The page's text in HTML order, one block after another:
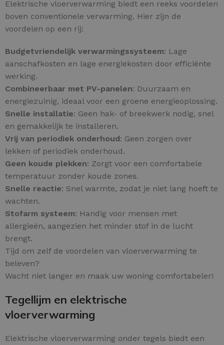
Elektrische vloerverwarming biedt een reeks voordelen
boven conventionele verwarming. Hier zijn de
voordelen op een rij:
Budgetvriendelijk verwarmingssysteem: Lage
aanschafkosten en lage energiekosten door efficiënte
werking.
Combineerbaar met PV-panelen: Duurzaam en
energiezuinig, ideaal voor een groene energieoplossing.
Snelle installatie: Geen hak- of breekwerk nodig, snel
en gemakkelijk te installeren.
Vrij van periodiek onderhoud: Geen zorgen over
lekken of periodiek onderhoud.
Geen koude plekken: Zorgt voor een comfortabele
temperatuur zonder koude zones.
Snelle reactie: Snel warmte, zodat je niet lang hoeft te
wachten.
Stofarm systeem: Handig voor mensen met
allergieën, aangezien het minder stof in de lucht
brengt.
Tijd om zelf de voordelen van vloerverwarming te
beleven?
Wacht niet langer en maak uw woning comfortabeler!
Tegellijm en elektrische
vloerverwarming
Elektrische vloerverwarming onder tegels biedt een